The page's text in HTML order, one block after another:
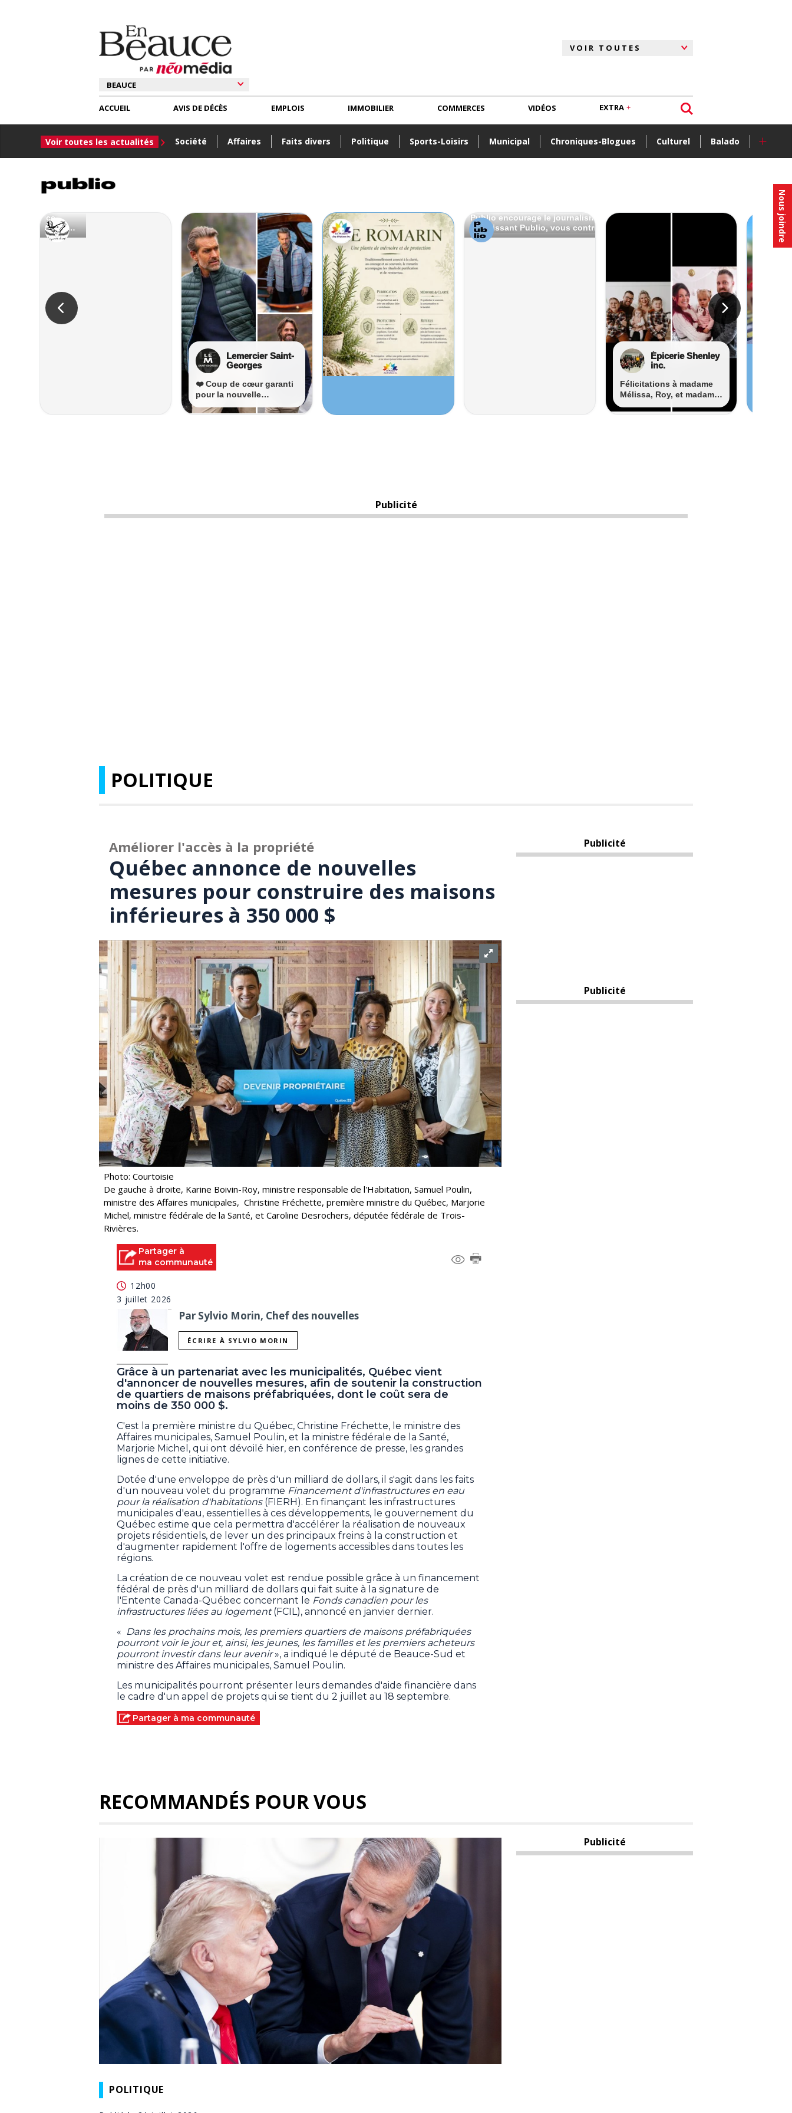
Nous joindre
ACCUEIL
Voir toutes les actualités Société Affaires Faits divers Politique Sports-Loisirs Municipal Chroniques-Blogues Culturel Balado +
AVIS DE DÉCÈS EMPLOIS IMMOBILIER COMMERCES VIDÉOS EXTRA
Publicité
POLITIQUE
Améliorer l'accès à la propriété
Québec annonce de nouvelles
mesures pour construire des maisons
inférieures à 350 000 $
Photo: Courtoisie
De gauche à droite, Karine Boivin-Roy, ministre responsable de l'Habitation, Samuel Poulin,
ministre des Affaires municipales, Christine Fréchette, première ministre du Québec, Marjorie
Michel, ministre fédérale de la Santé, et Caroline Desrochers, députée fédérale de Trois-
Rivières.
Partager à
ma communauté
12h00
3 juillet 2026
Par Sylvio Morin, Chef des nouvelles
ÉCRIRE À SYLVIO MORIN
Grâce à un partenariat avec les municipalités, Québec vient
d'annoncer de nouvelles mesures, afin de soutenir la construction
de quartiers de maisons préfabriquées, dont le coût sera de
moins de 350 000 $.
C'est la première ministre du Québec, Christine Fréchette, le ministre des
Affaires municipales, Samuel Poulin, et la ministre fédérale de la Santé,
Marjorie Michel, qui ont dévoilé hier, en conférence de presse, les grandes
lignes de cette initiative.
Dotée d'une enveloppe de près d'un milliard de dollars, il s'agit dans les faits
d'un nouveau volet du programme Financement d'infrastructures en eau
pour la réalisation d'habitations (FIERH). En finançant les infrastructures
municipales d'eau, essentielles à ces développements, le gouvernement du
Québec estime que cela permettra d'accélérer la réalisation de nouveaux
projets résidentiels, de lever un des principaux freins à la construction et
d'augmenter rapidement l'offre de logements accessibles dans toutes les
régions.
La création de ce nouveau volet est rendue possible grâce à un financement
fédéral de près d'un milliard de dollars qui fait suite à la signature de
l'Entente Canada-Québec concernant le Fonds canadien pour les
infrastructures liées au logement(FCIL), annoncé en janvier dernier.
« Dans les prochains mois, les premiers quartiers de maisons préfabriquées
pourront voir le jour et, ainsi, les jeunes, les familles et les premiers acheteurs
pourront investir dans leur avenir», a indiqué le député de Beauce-Sud et
ministre des Affaires municipales, Samuel Poulin.
Les municipalités pourront présenter leurs demandes d'aide financière dans
le cadre d'un appel de projets qui se tient du 2 juillet au 18 septembre.
Partager à ma communauté
Publicité
Publicité
RECOMMANDÉS POUR VOUS
POLITIQUE
Publicité